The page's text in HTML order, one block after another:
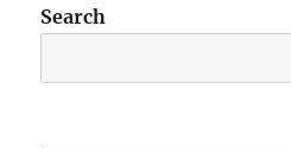
Search